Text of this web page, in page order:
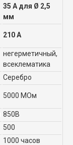
35 А для Ø 2,5
мм
210 А
негерметичный,
всеклематика
Серебро
5000 МОм
850В
500
1000 часов